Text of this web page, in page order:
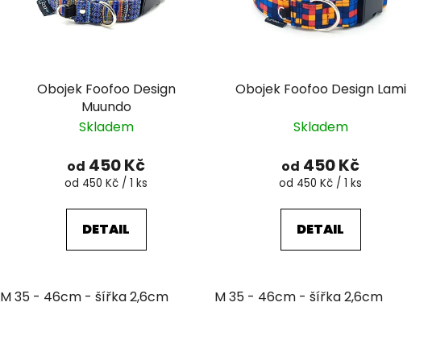
Obojek Foofoo Design
Muundo
Skladem
od 450 Kč
Měrná
od 450 Kč / 1 ks
DETAIL
M 35 - 46cm - šířka 2,6cm
Obojek Foofoo Design Lami
Skladem
od 450 Kč
Měrná
od 450 Kč / 1 ks
DETAIL
M 35 - 46cm - šířka 2,6cm